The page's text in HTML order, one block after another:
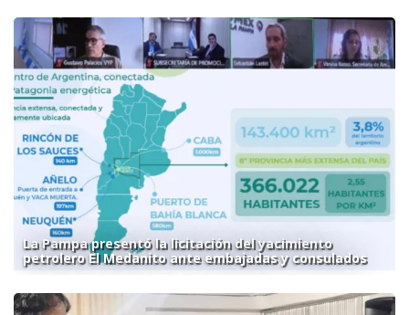
La Pampa presentó la licitación del yacimiento
petrolero El Medanito ante embajadas y consulados